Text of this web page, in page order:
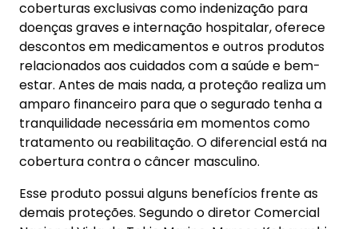
coberturas exclusivas como indenização para
doenças graves e internação hospitalar, oferece
descontos em medicamentos e outros produtos
relacionados aos cuidados com a saúde e bem-
estar. Antes de mais nada, a proteção realiza um
amparo financeiro para que o segurado tenha a
tranquilidade necessária em momentos como
tratamento ou reabilitação. O diferencial está na
cobertura contra o câncer masculino.
Esse produto possui alguns benefícios frente as
demais proteções. Segundo o diretor Comercial